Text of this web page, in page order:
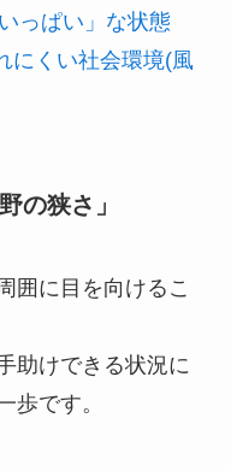
っぱい」な状態
にくい社会環境(風
の狭さ」
囲に目を向けるこ
助けできる状況に
歩です。